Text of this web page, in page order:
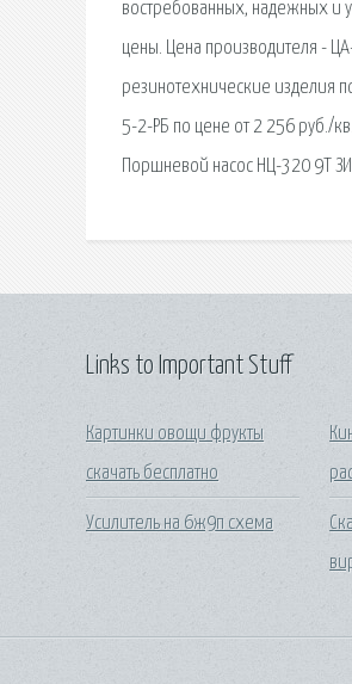
востребованных, надежных и
цены. Цена производителя -
резинотехнические изделия
5-2-РБ по цене от 2 256 руб./
Поршневой насос НЦ-320 9Т
Links to Important Stuff
Картинки овощи фрукты
скачать бесплатно
Усилитель на 6ж9п схема